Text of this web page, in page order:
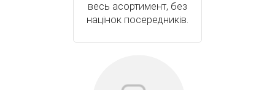
весь асортимент, без
націнок посередників.